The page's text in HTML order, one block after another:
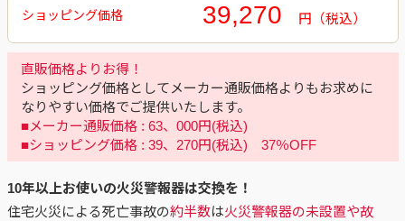
39,270 円
直販価格よりお得！
ショッピング価格としてメーカー通販価格よりもお求めに
なりやすい価格でご提供いたします。
■メーカー通販価格 : 63、000円(税込)
■ショッピング価格 : 39、270円(税込) 37％OFF
10年以上お使いの火災警報器は交換を！
住宅火災による死亡事故の約半数は火災警報器の未設置や故